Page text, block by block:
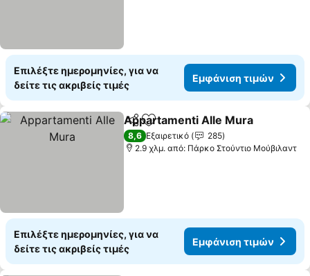
Επιλέξτε ημερομηνίες, για να
δείτε τις ακριβείς τιμές
Εμφάνιση τιμών
Κοινοποίηση
Προσθήκη στα αγαπημένα
Appartamenti Alle Mura
8,6 Εξαιρετικό
285
2.9 χλμ. από: Πάρκο Στούντιο Μούβιλαντ
Επιλέξτε ημερομηνίες, για να
δείτε τις ακριβείς τιμές
Εμφάνιση τιμών